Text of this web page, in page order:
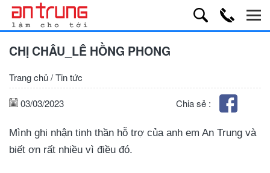
CHỊ CHÂU_LÊ HỒNG PHONG
Trang chủ/Tin tức
Chia sẻ :
03/03/2023
Mình ghi nhận tinh thần hỗ trợ của anh em An Trung và
biết ơn rất nhiều vì điều đó.